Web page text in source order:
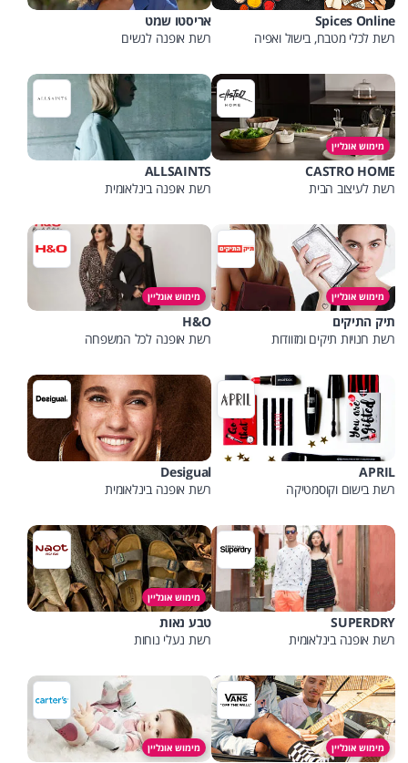
Spices Online
רשת לכלי מטבח, בישול ואפיה
אריסטו שמט
רשת אופנה לנשים
מימוש אונליין
CASTRO HOME
רשת לעיצוב הבית
ALLSAINTS
רשת אופנה בינלאומית
מימוש אונליין
תיק התיקים
רשת חנויות תיקים ומזוודות
מימוש אונליין
H&O
רשת אופנה לכל המשפחה
APRIL
רשת בישום וקוסמטיקה
Desigual
רשת אופנה בינלאומית
SUPERDRY
רשת אופנה בינלאומית
מימוש אונליין
טבע נאות
רשת נעלי נוחות
מימוש אונליין מימוש אונליין